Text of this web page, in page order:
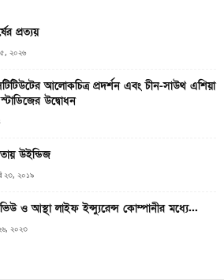
প্রত্যয়
২০২৬
আলোকচিত্র প্রদর্শন এবং চীন-সাউথ এশিয়া
উদ্বোধন
উইন্ডিজ
২৩, ২০১৯
ভিউ ও আস্থা লাইফ ইন্স্যুরেন্স কোম্পানীর মধ্যে...
২০২৩